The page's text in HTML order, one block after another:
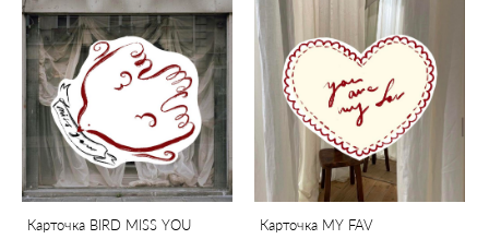
Карточка BIRD MISS YOU
Карточка MY FAV